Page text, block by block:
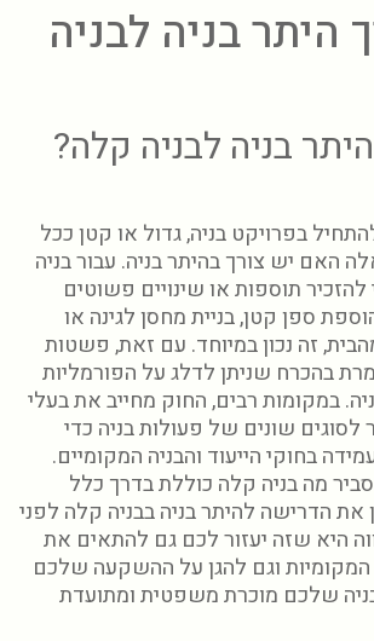
היתר בניה לבניה
בניה לבניה קלה?
בפרויקט בניה, גדול או קטן ככל
האם יש צורך בהיתר בניה. עבור בניה
תוספות או שינויים פשוטים
ספן קטן, בניית מחסן לגינה או
זה נכון במיוחד. עם זאת, פשטות
בהכרח שניתן לדלג על הפורמליות
במקומות רבים, החוק מחייב את בעלי
שונים של פעולות בניה כדי
בחוקי הייעוד והבניה המקומיים.
מה בניה קלה כוללת בדרך כלל
את הדרישה להיתר בניה בבניה קלה לפני
היא שזה יעזור לכם גם להתאים את
וגם להגן על ההשקעה שלכם
שלכם מוכרת משפטית ומתועדת